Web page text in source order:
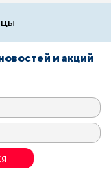
и акций